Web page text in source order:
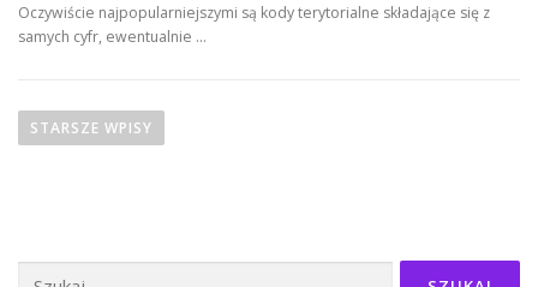
Oczywiście najpopularniejszymi są kody terytorialne składające się z
samych cyfr, ewentualnie …
aSTARSZE WPISY